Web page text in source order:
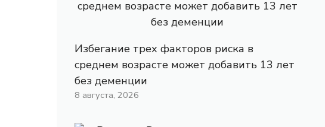
Избегание трех факторов риска в
среднем возрасте может добавить 13 лет
без деменции
8 августа, 2026